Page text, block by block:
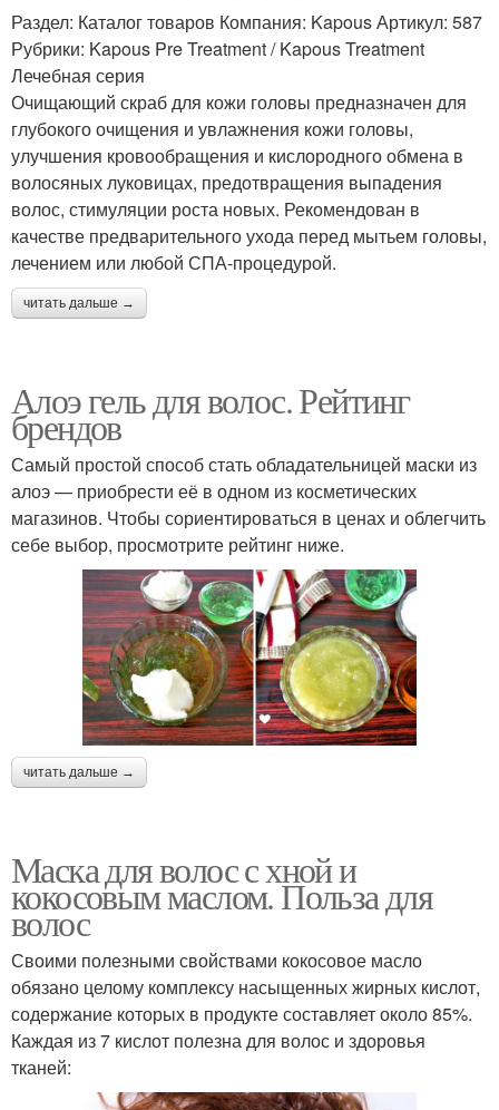
Раздел: Каталог товаров Компания: Kapous Артикул: 587
Рубрики: Kapous Pre Treatment / Kapous Treatment
Лечебная серия
Очищающий скраб для кожи головы предназначен для
глубокого очищения и увлажнения кожи головы,
улучшения кровообращения и кислородного обмена в
волосяных луковицах, предотвращения выпадения
волос, стимуляции роста новых. Рекомендован в
качестве предварительного ухода перед мытьем головы,
лечением или любой СПА-процедурой.
читать дальше →
Алоэ гель для волос. Рейтинг
брендов
Самый простой способ стать обладательницей маски из
алоэ — приобрести её в одном из косметических
магазинов. Чтобы сориентироваться в ценах и облегчить
себе выбор, просмотрите рейтинг ниже.
читать дальше →
Маска для волос с хной и
кокосовым маслом. Польза для
волос
Своими полезными свойствами кокосовое масло
обязано целому комплексу насыщенных жирных кислот,
содержание которых в продукте составляет около 85%.
Каждая из 7 кислот полезна для волос и здоровья
тканей: